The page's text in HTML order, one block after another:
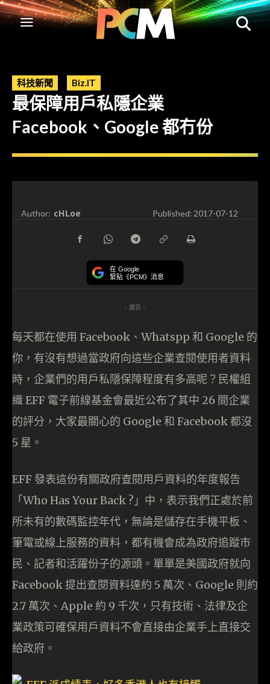
科技新聞 Biz.IT
最保障用戶私隱企業
Facebook、Google 都冇份
Author: cHLoe Published:2017-07-12
在 Google
緊貼《PCM》消息
- 廣告 -
每天都在使用 Facebook、Whatspp 和 Google 的
你，有沒有想過當政府向這些企業查閱使用者資料
時，企業們的用戶私隱保障程度有多高呢？民權組
織 EFF 電子前線基金會最近公布了其中 26 間企業
的評分，大家最關心的 Google 和 Facebook 都沒
5 星。
EFF 發表這份有關政府查閱用戶資料的年度報告
「Who Has Your Back ?」中，表示我們正處於前
所未有的數碼監控年代，無論是儲存在手機平板、
筆電或線上服務的資料，都有機會成為政府追蹤市
民、記者和活躍份子的源頭。單單是美國政府就向
Facebook 提出查閱資料達約 5 萬次、Google 則約
2.7 萬次、Apple 約 9 千次，只有技術、法律及企
業政策可確保用戶資料不會直接由企業手上直接交
給政府。